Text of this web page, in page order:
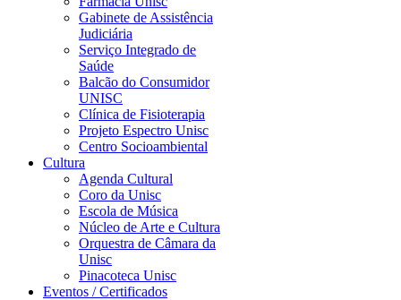
Gabinete de Assistência
Judiciária
Serviço Integrado de
Saúde
Balcão do Consumidor
UNISC
Clínica de Fisioterapia
Projeto Espectro Unisc
Centro Socioambiental
Cultura
Agenda Cultural
Coro da Unisc
Escola de Música
Núcleo de Arte e Cultura
Orquestra de Câmara da
Unisc
Pinacoteca Unisc
Eventos / Certificados